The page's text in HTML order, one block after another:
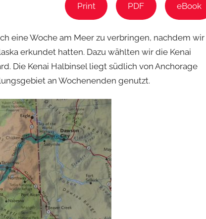
Print PDF eBook
eine Woche am Meer zu verbringen, nachdem wir
erkundet hatten. Dazu wählten wir die Kenai
Die Kenai Halbinsel liegt südlich von Anchorage
an Wochenenden genutzt.